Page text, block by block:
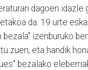
dagoen idazle
da. 19 urte
bezala" izenburuko
zuen, eta handik
bezalako